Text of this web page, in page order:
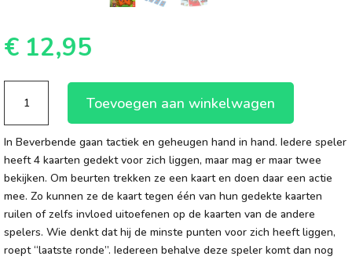
€ 12,95
aantal
Toevoegen aan winkelwagen
In Beverbende gaan tactiek en geheugen hand in hand. Iedere speler
heeft 4 kaarten gedekt voor zich liggen, maar mag er maar twee
bekijken. Om beurten trekken ze een kaart en doen daar een actie
mee. Zo kunnen ze de kaart tegen één van hun gedekte kaarten
ruilen of zelfs invloed uitoefenen op de kaarten van de andere
spelers. Wie denkt dat hij de minste punten voor zich heeft liggen,
roept “laatste ronde”. Iedereen behalve deze speler komt dan nog